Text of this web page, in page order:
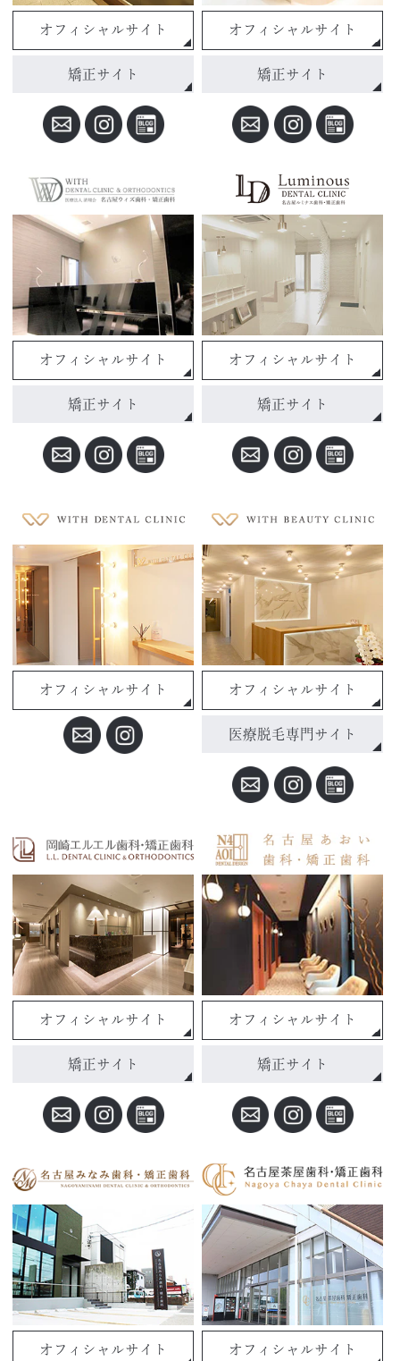
オフィシャルサイト
矯正サイト
オフィシャルサイト
矯正サイト
オフィシャルサイト
矯正サイト
オフィシャルサイト
矯正サイト
オフィシャルサイト オフィシャルサイト
医療脱毛専門サイト
オフィシャルサイト
矯正サイト
オフィシャルサイト
矯正サイト
オフィシャルサイト オフィシャルサイト